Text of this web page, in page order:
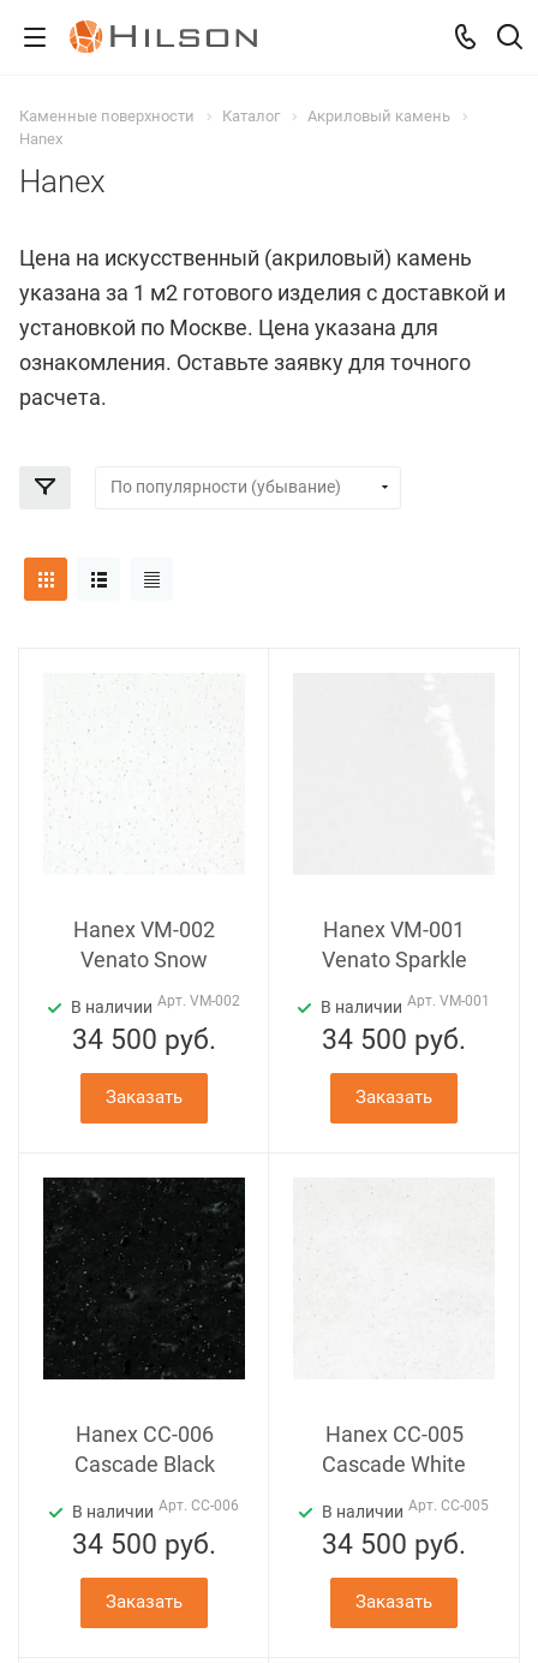
Каменные поверхности Каталог
Акриловый камень
Hanex
Hanex
Цена на искусственный (акриловый) камень
указана за 1 м2 готового изделия с доставкой и
установкой по Москве. Цена указана для
ознакомления. Оставьте заявку для точного
расчета.
Hanex VM-002
Venato Snow
В наличии Арт. VM-002
34 500 руб.
Заказать
Hanex VM-001
Venato Sparkle
В наличии Арт. VM-001
34 500 руб.
Заказать
Hanex CC-006
Cascade Black
В наличии Арт. CC-006
34 500 руб.
Заказать
Hanex СС-005
Cascade White
В наличии Арт. СС-005
34 500 руб.
Заказать